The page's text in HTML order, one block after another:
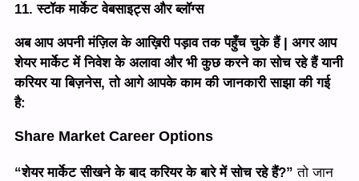
11. स्टॉक मार्केट वेबसाइट्स और ब्लॉग्स
अब आप अपनी मंज़िल के आख़िरी पड़ाव तक पहुँच चुके हैं | अगर आप
शेयर मार्केट में निवेश के अलावा और भी कुछ करने का सोच रहे हैं यानी
करियर या बिज़नेस, तो आगे आपके काम की जानकारी साझा की गई
है:
Share Market Career Options
“शेयर मार्केट सीखने के बाद करियर के बारे में सोच रहे हैं?” तो जान